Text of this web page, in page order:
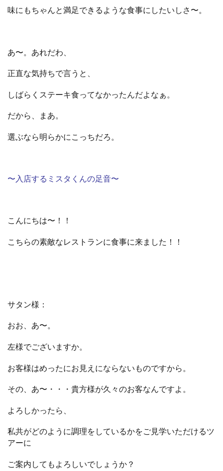
味にもちゃんと満足できるような食事にしたいしさ〜。
あ〜。あれだわ、
正直な気持ちで言うと、
しばらくステーキ食ってなかったんだよなぁ。
だから、まあ。
選ぶなら明らかにこっちだろ。
〜入店するミスタくんの足音〜
こんにちは〜！！
こちらの素敵なレストランに食事に来ました！！
サタン様：
おお、あ〜。
左様でございますか。
お客様はめったにお見えにならないものですから。
その、あ〜・・・貴方様が久々のお客なんですよ。
よろしかったら、
私共がどのように調理をしているかをご見学いただけるツ
アーに
ご案内してもよろしいでしょうか？